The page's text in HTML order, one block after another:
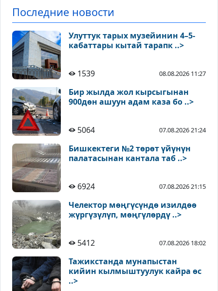
Последние новости
Улуттук тарых музейинин 4–5-
кабаттары кытай тарапк ..>
1539 08.08.2026 11:27
Бир жылда жол кырсыгынан
900дөн ашуун адам каза бо ..>
5064 07.08.2026 21:24
Бишкектеги №2 төрөт үйүнүн
палатасынан кантала таб ..>
6924 07.08.2026 21:15
Челектор мөңгүсүндө изилдөө
жүргүзүлүп, мөңгүлөрдү ..>
5412 07.08.2026 18:02
Тажикстанда мунапыстан
кийин кылмыштуулук кайра өс
..>